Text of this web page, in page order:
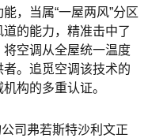
，当属“一屋两风”分区
的能力，精准击中了
空调从全屋统一温度
。追觅空调该技术的
构的多重认证。
司弗若斯特沙利文正